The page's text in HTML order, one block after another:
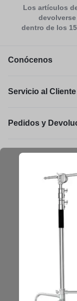
Los artículos
devolverse
dentro de los
Conócenos
Servicio al Cliente
Pedidos y
Legal
Mantengámonos
Obtenga consejos,
Mantenerse en